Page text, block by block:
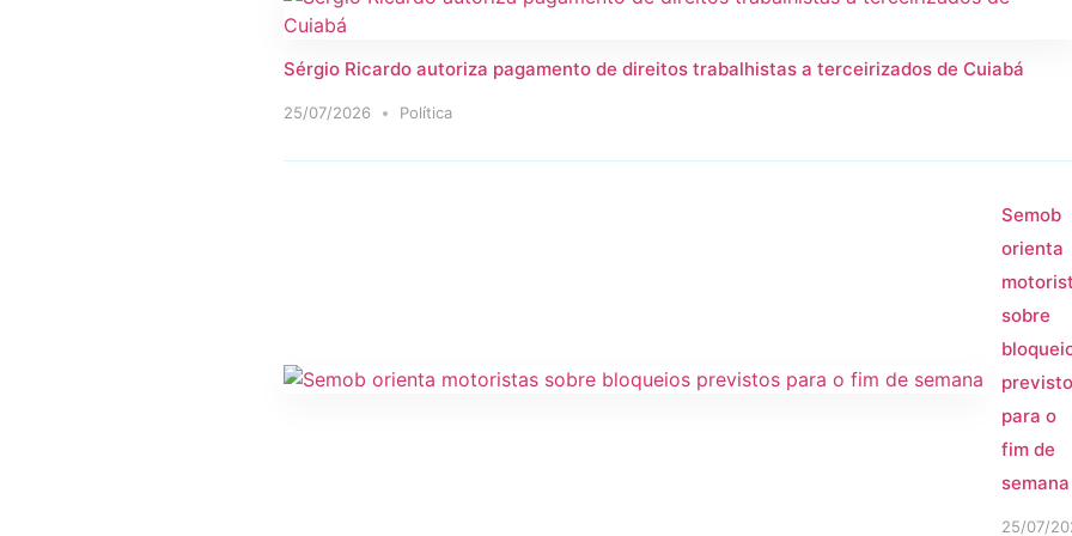
Sérgio Ricardo autoriza pagamento de direitos trabalhistas a terceirizados de Cuiabá
25/07/2026 Política
Semob
orienta
sobre
para o
fim de
semana
25/07/